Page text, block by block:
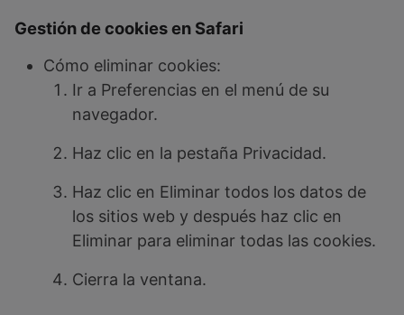
Gestión de cookies en Safari
Cómo eliminar cookies:
Ir a Preferencias en el menú de su
navegador.
Haz clic en la pestaña Privacidad.
Haz clic en Eliminar todos los datos de
los sitios web y después haz clic en
Eliminar para eliminar todas las cookies.
Cierra la ventana.